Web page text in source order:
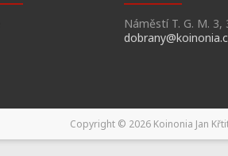
Náměstí T. G. M.
Copyright © 2026 Koinonia Jan